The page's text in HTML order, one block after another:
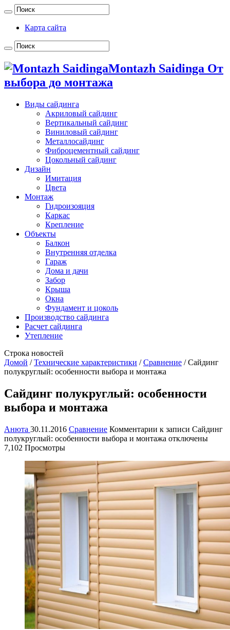
Карта сайта
Montazh Saidinga От
выбора до монтажа
Виды сайдинга
Акриловый сайдинг
Вертикальный сайдинг
Виниловый сайдинг
Металлосайдинг
Фиброцементный сайдинг
Цокольный сайдинг
Дизайн
Имитация
Цвета
Монтаж
Гидроизояция
Каркас
Крепление
Объекты
Балкон
Внутренняя отделка
Гараж
Дома и дачи
Забор
Крыша
Окна
Фундамент и цоколь
Производство сайдинга
Расчет сайдинга
Утепление
Строка новостей
Домой / Технические характеристики / Сравнение / Сайдинг
полукруглый: особенности выбора и монтажа
Сайдинг полукруглый: особенности
выбора и монтажа
Анюта 30.11.2016 Сравнение Комментарии к записи Сайдинг
полукруглый: особенности выбора и монтажа отключены
7,102 Просмотры